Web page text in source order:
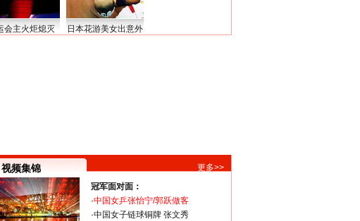
会主火炬熄灭 日本花游美女出意外
视频集锦 更多>>
冠军面对面：
·中国女乒张怡宁/郭跃做客
·中国女子链球铜牌 张文秀